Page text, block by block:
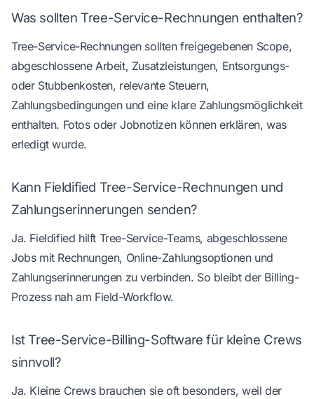
Was sollten Tree-Service-Rechnungen enthalten?
Tree-Service-Rechnungen sollten freigegebenen Scope,
abgeschlossene Arbeit, Zusatzleistungen, Entsorgungs-
oder Stubbenkosten, relevante Steuern,
Zahlungsbedingungen und eine klare Zahlungsmöglichkeit
enthalten. Fotos oder Jobnotizen können erklären, was
erledigt wurde.
Kann Fieldified Tree-Service-Rechnungen und
Zahlungserinnerungen senden?
Ja. Fieldified hilft Tree-Service-Teams, abgeschlossene
Jobs mit Rechnungen, Online-Zahlungsoptionen und
Zahlungserinnerungen zu verbinden. So bleibt der Billing-
Prozess nah am Field-Workflow.
Ist Tree-Service-Billing-Software für kleine Crews
sinnvoll?
Ja. Kleine Crews brauchen sie oft besonders, weil der